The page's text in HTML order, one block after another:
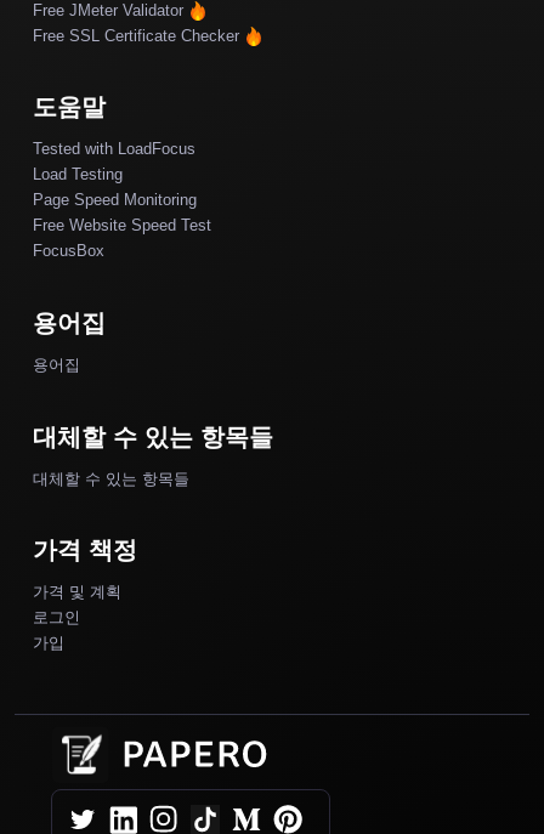
Free JMeter Validator
Free SSL Certificate Checker
도움말
Tested with LoadFocus
Load Testing
Page Speed Monitoring
Free Website Speed Test
FocusBox
용어집
용어집
대체할 수 있는 항목들
대체할 수 있는 항목들
가격 책정
가격 및 계획
로그인
가입